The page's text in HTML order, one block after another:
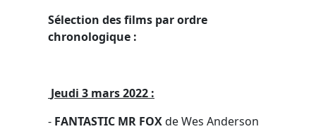
Sélection des films par ordre
chronologique :
Jeudi 3 mars 2022 :
- FANTASTIC MR FOXde Wes Anderson